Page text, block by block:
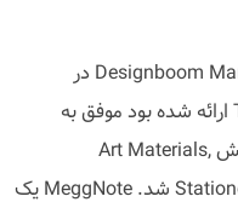
آخرین محصول ریتون که اولین بار در Designboom Mart در
Toronto Interior Design Show 2015 ارائه شده بود موفق به
دریافت جایزه A' Design Award در بخش Art Materials,
Stationery Supplies and Gift Items Design شد. MeggNote یک